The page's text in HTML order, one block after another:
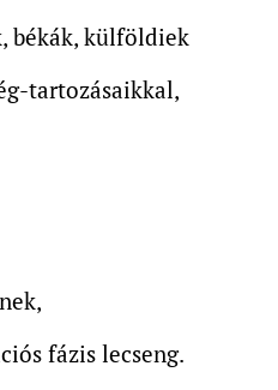
békák, külföldiek
tartozásaikkal,
fázis lecseng.